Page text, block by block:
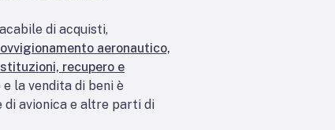
di acquisti,
aeronautico,
recupero e
la vendita di beni è
di avionica e altre parti di